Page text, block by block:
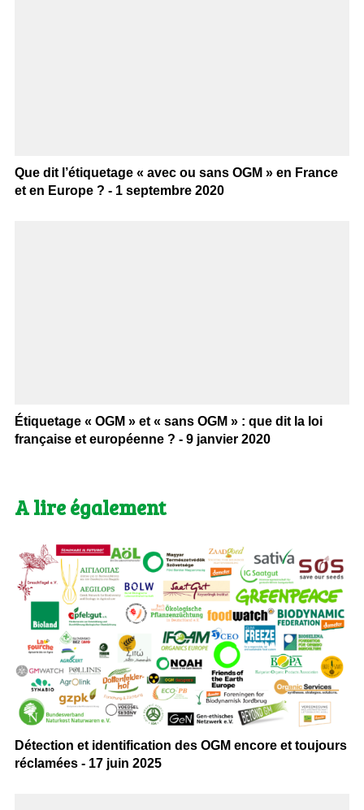
Que dit l’étiquetage « avec ou sans OGM » en France
et en Europe ? - 1 septembre 2020
Étiquetage « OGM » et « sans OGM » : que dit la loi
française et européenne ? - 9 janvier 2020
A lire également
Détection et identification des OGM encore et toujours
réclamées - 17 juin 2025